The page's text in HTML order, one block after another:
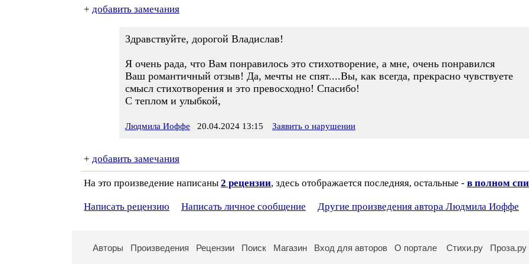
+ добавить замечания
Здравствуйте, дорогой Владислав!
Я очень рада, что Вам понравилось это стихотворение, а мне, очень понравился
Ваш романтичный отзыв! Да, мечты не спят....Вы, как всегда, прекрасно чувствуете
смысл стихотворения и это превосходно! Спасибо!
С теплом и улыбкой,
Людмила Иоффе 20.04.2024 13:15 Заявить о нарушении
+ добавить замечания
На это произведение написаны 2 рецензии, здесь отображается последняя, остальные - в полном
Написать рецензию Написать личное сообщение Другие произведения автора Людмила Иоффе
Авторы Произведения Рецензии Поиск Магазин Вход для авторов О портале Стихи.ру Проза.ру